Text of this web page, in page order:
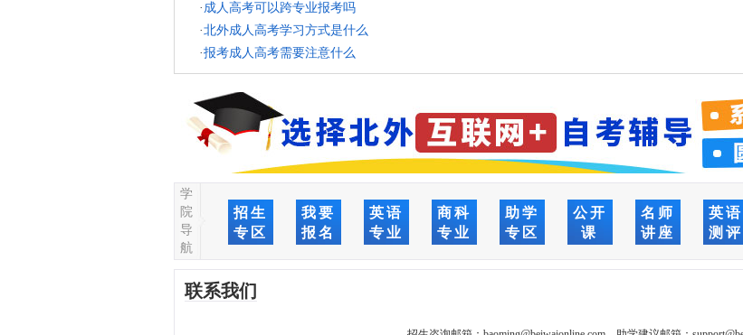
· 成人高考可以跨专业报考吗
·北外成人高考学习方式是什么
·报考成人高考需要注意什么
学
院
导
航
招生
专区
我要
报名
英语
专业
商科
专业
助学
专区
公开
课
名师
讲座
英语
测评
联系我们